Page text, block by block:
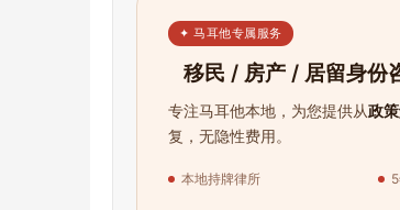
✦ 马耳他专属服务
移民 / 房产 / 居留身份
专注马耳他本地，为您提供从政
复，无隐性费用。
本地持牌律所